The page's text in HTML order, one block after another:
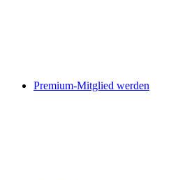
Premium-Mitglied werden